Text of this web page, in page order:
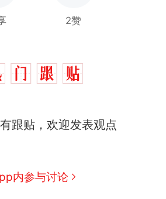
2赞
跟贴，欢迎发表观点
内参与讨论
师一句“跟我回家”改写了
了……
山一中学招聘物理教师，笔
前13名均遭淘汰？教育局：